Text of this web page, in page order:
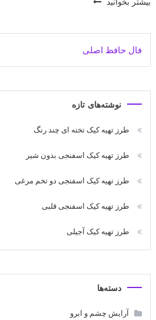
فال حافظ اصلی
نوشته‌های تازه
طرز تهیه کیک تخته ای چند رنگ
طرز تهیه کیک اسفنجی بدون شیر
طرز تهیه کیک اسفنجی دو تخم مرغی
طرز تهیه کیک اسفنجی قلبی
طرز تهیه کیک آجیلی
دسته‌ها
آرایش چشم و ابرو